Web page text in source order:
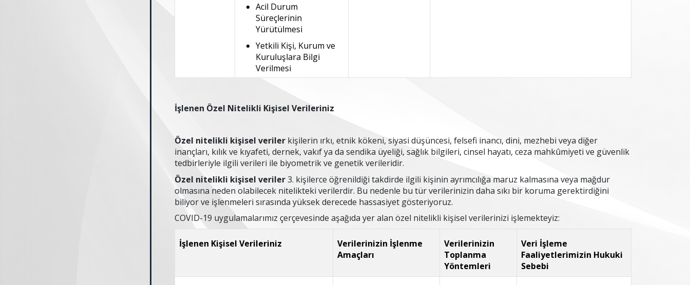
Acil Durum
Süreçlerinin
Yürütülmesi
Yetkili Kişi, Kurum ve
Kuruluşlara Bilgi
Verilmesi
İşlenen Özel Nitelikli Kişisel Verileriniz
Özel nitelikli kişisel veriler kişilerin ırkı, etnik kökeni, siyasi düşüncesi, felsefi inancı, dini, mezhebi veya diğer
inançları, kılık ve kıyafeti, dernek, vakıf ya da sendika üyeliği, sağlık bilgileri, cinsel hayatı, ceza mahkûmiyeti ve güvenlik
tedbirleriyle ilgili verileri ile biyometrik ve genetik verileridir.
Özel nitelikli kişisel veriler3. kişilerce öğrenildiği takdirde ilgili kişinin ayrımcılığa maruz kalmasına veya mağdur
olmasına neden olabilecek nitelikteki verilerdir. Bu nedenle bu tür verilerinizin daha sıkı bir koruma gerektirdiğini
biliyor ve işlenmeleri sırasında yüksek derecede hassasiyet gösteriyoruz.
COVID-19 uygulamalarımız çerçevesinde aşağıda yer alan özel nitelikli kişisel verilerinizi işlemekteyiz:
İşlenen Kişisel Verileriniz
Verilerinizin İşlenme
Amaçları
Verilerinizin
Toplanma
Yöntemleri
Veri İşleme
Faaliyetlerimizin Hukuki
Sebebi